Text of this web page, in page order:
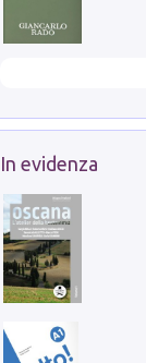
In evidenza